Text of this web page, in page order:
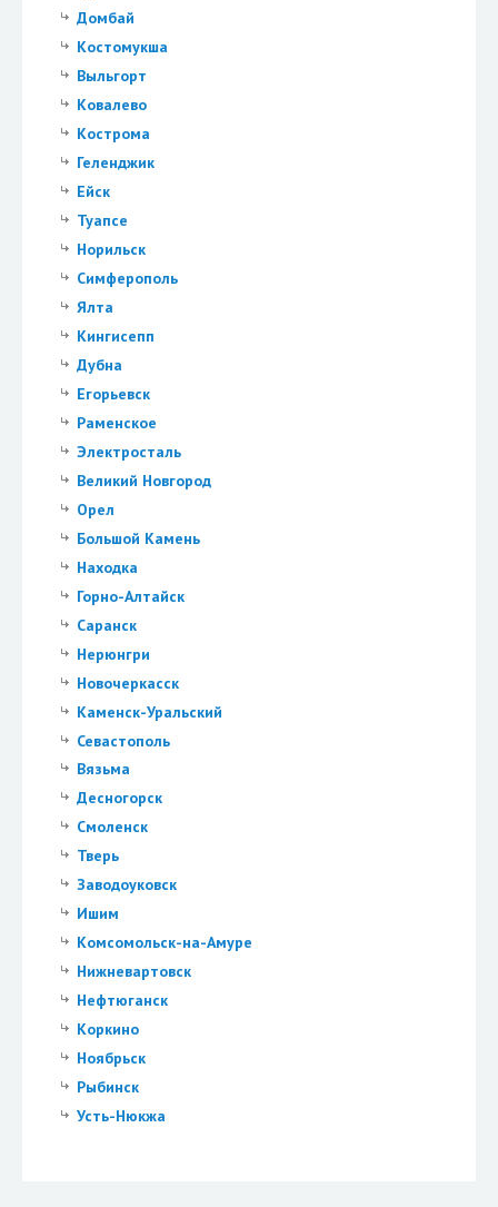
Домбай
Костомукша
Выльгорт
Ковалево
Кострома
Геленджик
Ейск
Туапсе
Норильск
Симферополь
Ялта
Кингисепп
Дубна
Егорьевск
Раменское
Электросталь
Великий Новгород
Орел
Большой Камень
Находка
Горно-Алтайск
Саранск
Нерюнгри
Новочеркасск
Каменск-Уральский
Севастополь
Вязьма
Десногорск
Смоленск
Тверь
Заводоуковск
Ишим
Комсомольск-на-Амуре
Нижневартовск
Нефтюганск
Коркино
Ноябрьск
Рыбинск
Усть-Нюкжа